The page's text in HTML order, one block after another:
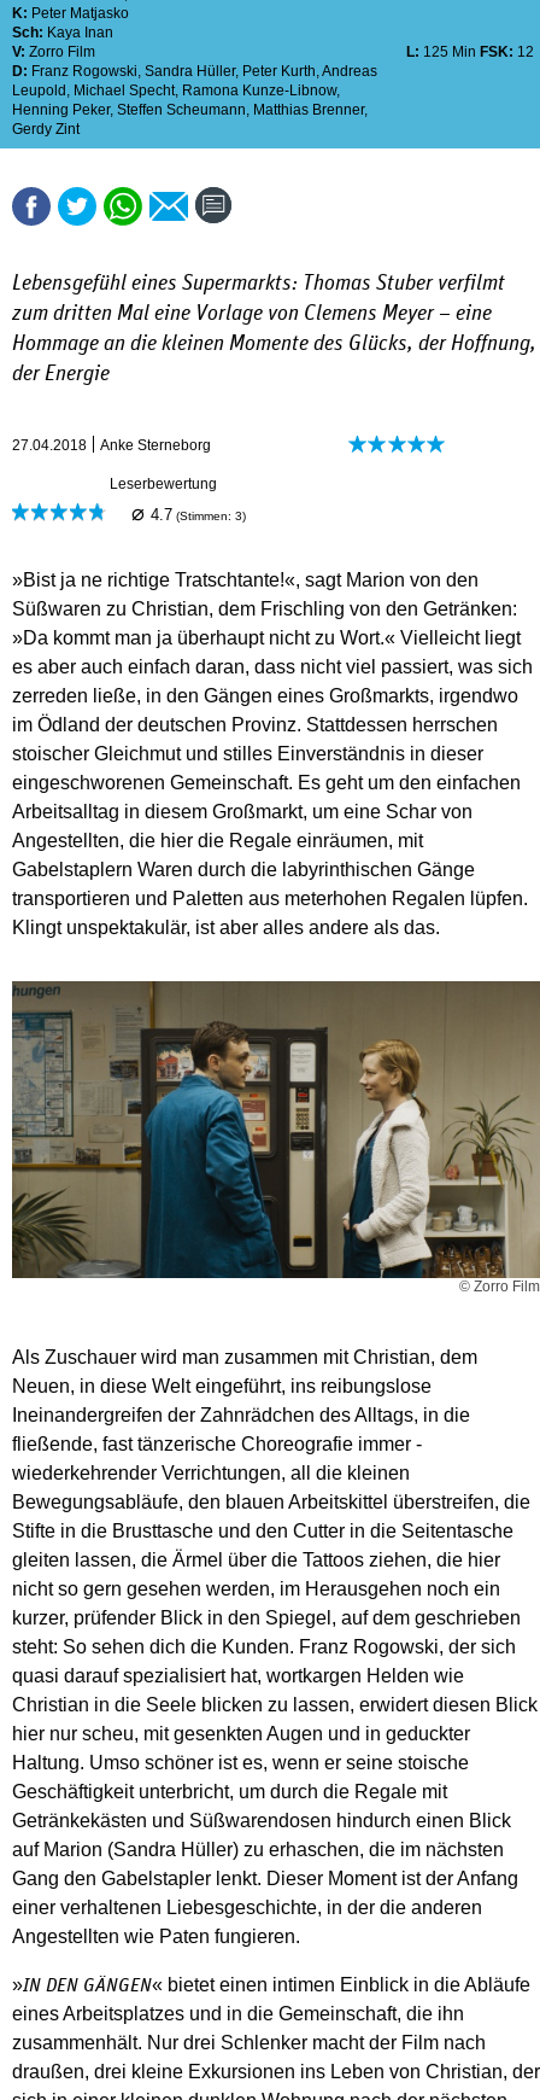
K: Peter Matjasko
Sch: Kaya Inan
V: Zorro Film L: 125 Min FSK: 12
D: Franz Rogowski, Sandra Hüller, Peter Kurth,Andreas
Leupold , Michael Specht, Ramona Kunze-Libnow,
Henning Peker, Steffen Scheumann, Matthias Brenner,
Gerdy Zint
Lebensgefühl eines Supermarkts: Thomas Stuber verfilmt
zum dritten Mal eine Vorlage von Clemens Meyer – eine
Hommage an die kleinen Momente des Glücks, der Hoffnung,
der Energie
27.04.2018 Anke Sterneborg
Leserbewertung
⌀ 4.7 (Stimmen: 3)
»Bist ja ne richtige Tratschtante!«, sagt Marion von den
Süßwaren zu Christian, dem Frischling von den Getränken:
»Da kommt man ja überhaupt nicht zu Wort.« Vielleicht liegt
es aber auch einfach daran, dass nicht viel passiert, was sich
zerreden ließe, in den Gängen eines Großmarkts, irgendwo
im Ödland der deutschen Provinz. Stattdessen herrschen
stoischer Gleichmut und stilles Einverständnis in dieser
eingeschworenen Gemeinschaft. Es geht um den einfachen
Arbeitsalltag in diesem Großmarkt, um eine Schar von
Angestellten, die hier die Regale einräumen, mit
Gabelstaplern Waren durch die labyrinthischen Gänge
transportieren und Paletten aus meterhohen Regalen lüpfen.
Klingt unspektakulär, ist aber alles andere als das.
© Zorro Film
Als Zuschauer wird man zusammen mit Christian, dem
Neuen, in diese Welt eingeführt, ins reibungslose
Ineinandergreifen der Zahnrädchen des Alltags, in die
fließende, fast tänzerische Choreografie immer ­
wiederkehrender Verrichtungen, all die kleinen
Bewegungsabläufe, den blauen Arbeitskittel überstreifen, die
Stifte in die Brusttasche und den Cutter in die Seitentasche
gleiten lassen, die Ärmel über die Tattoos ziehen, die hier
nicht so gern gesehen werden, im Herausgehen noch ein
kurzer, prüfender Blick in den Spiegel, auf dem geschrieben
steht: So sehen dich die Kunden. Franz Rogowski, der sich
quasi darauf spezialisiert hat, wortkargen Helden wie
Christian in die Seele blicken zu lassen, erwidert diesen Blick
hier nur scheu, mit gesenkten Augen und in geduckter
Haltung. Umso schöner ist es, wenn er seine stoische
Geschäftigkeit unterbricht, um durch die Regale mit
Getränkekästen und Süßwarendosen hindurch einen Blick
auf Marion (Sandra Hüller) zu erhaschen, die im nächsten
Gang den Gabelstapler lenkt. Dieser Moment ist der Anfang
einer verhaltenen Liebesgeschichte, in der die anderen
Angestellten wie Paten fungieren.
»IN DEN GÄNGEN« bietet einen intimen Einblick in die Abläufe
eines Arbeitsplatzes und in die Gemeinschaft, die ihn
zusammenhält. Nur drei Schlenker macht der Film nach
draußen, drei kleine Exkursionen ins Leben von Christian, der